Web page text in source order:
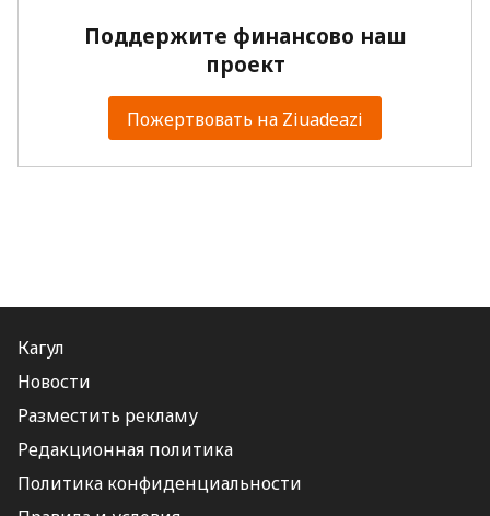
Поддержите финансово наш
проект
Пожертвовать на Ziuadeazi
Кагул
Новости
Разместить рекламу
Редакционная политика
Политика конфиденциальности